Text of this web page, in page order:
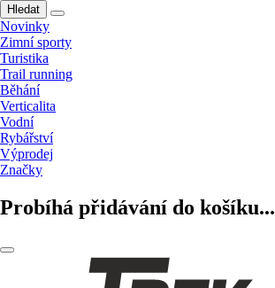
Hledat
Novinky
Zimní sporty
Turistika
Trail running
Běhání
Verticalita
Vodní
Rybářství
Výprodej
Značky
Probíhá přidávání do košíku...